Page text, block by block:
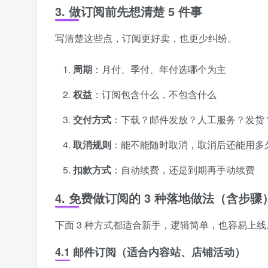
3. 做订阅前先想清楚 5 件事
写清楚这些点，订阅更好卖，也更少纠纷。
周期 ：月付、季付、年付选哪个为主
权益 ：订阅包含什么，不包含什么
交付方式 ：下载？邮件发放？人工服务？发货
取消规则 ：能不能随时取消，取消后还能用多
扣款方式 ：自动续费，还是到期再手动续费
4. 免费做订阅的 3 种落地做法（含步骤）
下面 3 种方式都适合新手，逻辑简单，也容易上线
4.1 邮件订阅（适合内容站、店铺活动）